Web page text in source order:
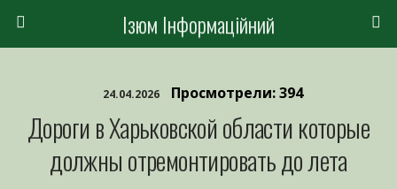
Ізюм Інформаційний
24.04.2026 Просмотрели: 394
Дороги в Харьковской области которые
должны отремонтировать до лета